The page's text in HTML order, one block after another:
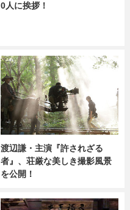
0人に挨拶！
渡辺謙・主演『許されざる
者』、荘厳な美しき撮影風景
を公開！